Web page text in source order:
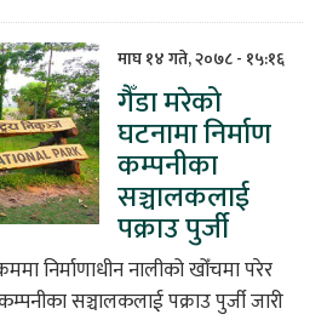
माघ १४ गते, २०७८ - १५:१६
गैँडा मरेको
घटनामा निर्माण
कम्पनीका
सञ्चालकलाई
पक्राउ पुर्जी
निर्माणाधीन नालीको खोँचमा परेर
सञ्चालकलाई पक्राउ पुर्जी जारी